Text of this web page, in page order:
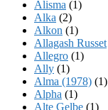
Alisma (1)
Alka (2)
Alkon (1)
Allagash Russet
Allegro (1)
Ally (1)
Alma (1978) (1)
Alpha (1)
Alte Gelbe (1)